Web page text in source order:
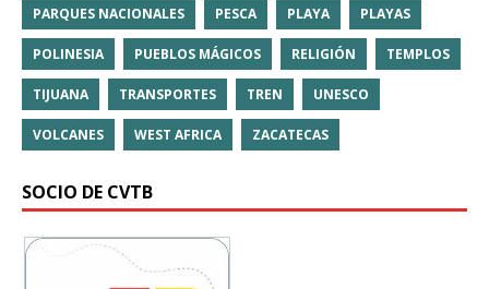
PARQUES NACIONALES PESCA PLAYA PLAYAS
POLINESIA PUEBLOS MÁGICOS RELIGIÓN TEMPLOS
TIJUANA TRANSPORTES TREN UNESCO
VOLCANES WEST AFRICA ZACATECAS
SOCIO DE CVTB